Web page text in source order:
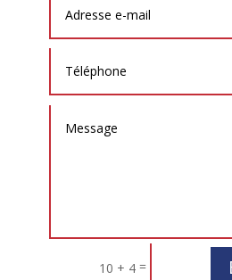
10 + 4=